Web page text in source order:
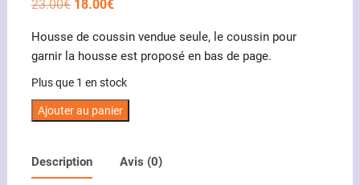
23.00€ Le
était :
23.00€.
18.00€Le
est :
18.00€.
Housse de coussin vendue seule, le coussin pour
garnir la housse est proposé en bas de page.
Plus que 1 en stock
quantité
motifs
Ajouter au panier
Description Avis (0)